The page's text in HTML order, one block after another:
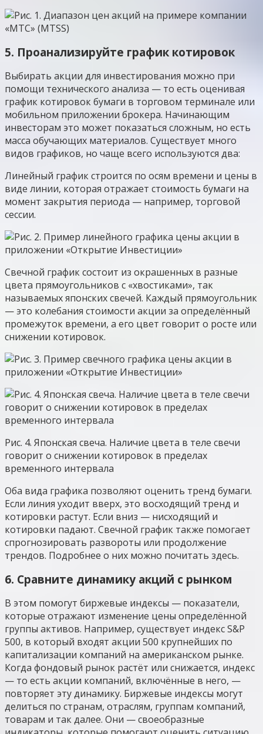
5. Проанализируйте график котировок
Выбирать акции для инвестирования можно при
помощи технического анализа — то есть оценивая
график котировок бумаги в торговом терминале или
мобильном приложении брокера. Начинающим
инвесторам это может показаться сложным, но есть
масса обучающих материалов. Существует много
видов графиков, но чаще всего используются два:
Линейный график строится по осям времени и цены в
виде линии, которая отражает стоимость бумаги на
момент закрытия периода — например, торговой
сессии.
Свечной график состоит из окрашенных в разные
цвета прямоугольников с «хвостиками», так
называемых японских свечей. Каждый прямоугольник
— это колебания стоимости акции за определённый
промежуток времени, а его цвет говорит о росте или
снижении котировок.
Рис. 4. Японская свеча. Наличие цвета в теле свечи
говорит о снижении котировок в пределах
временного интервала
Оба вида графика позволяют оценить тренд бумаги.
Если линия уходит вверх, это восходящий тренд и
котировки растут. Если вниз — нисходящий и
котировки падают. Свечной график также помогает
спрогнозировать развороты или продолжение
трендов. Подробнее о них можно почитать здесь.
6. Сравните динамику акций с рынком
В этом помогут биржевые индексы — показатели,
которые отражают изменение цены определённой
группы активов. Например, существует индекс S&P
500, в который входят акции 500 крупнейших по
капитализации компаний на американском рынке.
Когда фондовый рынок растёт или снижается, индекс
— то есть акции компаний, включённые в него, —
повторяет эту динамику. Биржевые индексы могут
делиться по странам, отраслям, группам компаний,
товарам и так далее. Они — своеобразные